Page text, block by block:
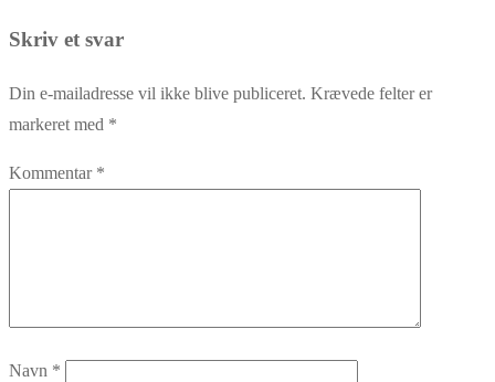
Skriv et svar
Din e-mailadresse vil ikke blive publiceret. Krævede felter er
markeret med *
Kommentar *
Navn *